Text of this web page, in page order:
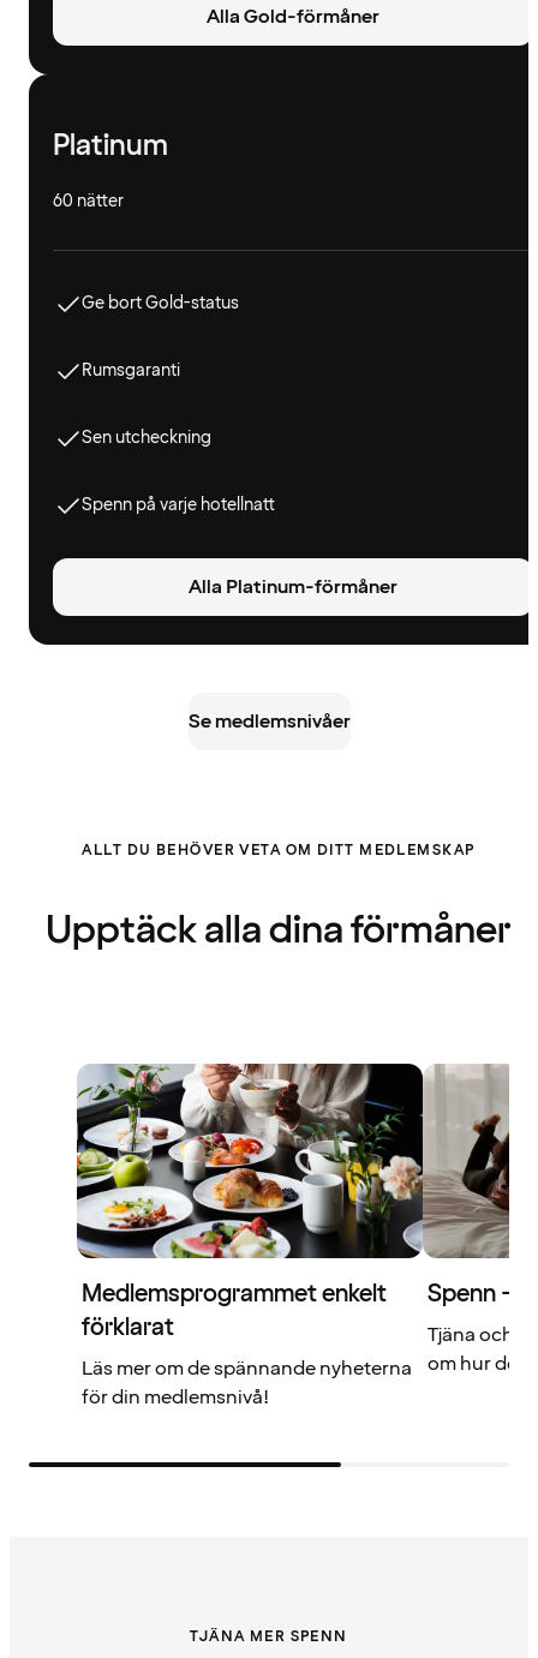
Alla Gold-förmåner
Platinum
60 nätter
Ge bort Gold-status
Rumsgaranti
Sen utcheckning
Spenn på varje hotellnatt
Alla Platinum-förmåner
Se medlemsnivåer
ALLT DU BEHÖVER VETA OM DITT MEDLEMSKAP
Upptäck alla dina förmåner
Medlemsprogrammet enkelt
förklarat
Läs mer om de spännande nyheterna
för din medlemsnivå!
Spenn –
Tjäna och
om hur det
TJÄNA MER SPENN